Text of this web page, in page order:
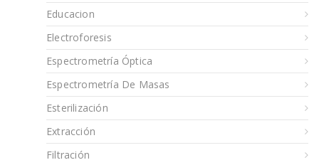
Educacion
Electroforesis
Espectrometría Óptica
Espectrometría De Masas
Esterilización
Extracción
Filtración